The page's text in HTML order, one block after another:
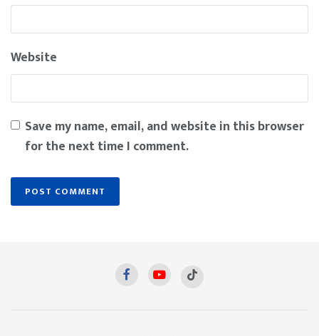
Website
Save my name, email, and website in this browser
for the next time I comment.